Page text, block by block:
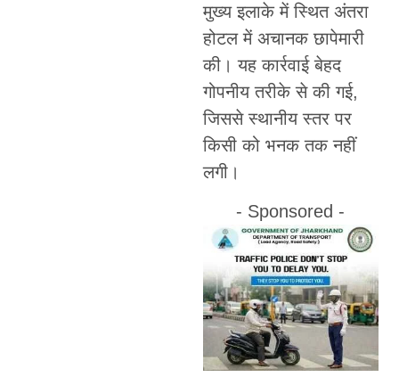
मुख्य इलाके में स्थित अंतरा
होटल में अचानक छापेमारी
की। यह कार्रवाई बेहद
गोपनीय तरीके से की गई,
जिससे स्थानीय स्तर पर
किसी को भनक तक नहीं
लगी।
- Sponsored -